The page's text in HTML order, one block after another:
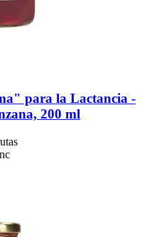
para la Lactancia -​
200 ml